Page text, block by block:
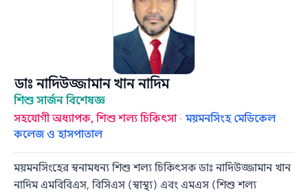
ডাঃ নাদিউজ্জামান খান নাদিম
শিশু সার্জন বিশেষজ্ঞ
সহযোগী অধ্যাপক, শিশু শল্য চিকিৎসা ·ময়মনসিংহ মেডিকেল
কলেজ ও হাসপাতাল
ময়মনসিংহের স্বনামধন্য শিশু শল্য চিকিৎসক ডাঃ নাদিউজ্জামান খান
নাদিম এমবিবিএস, বিসিএস (স্বাস্থ্য) এবং এমএস (শিশু শল্য